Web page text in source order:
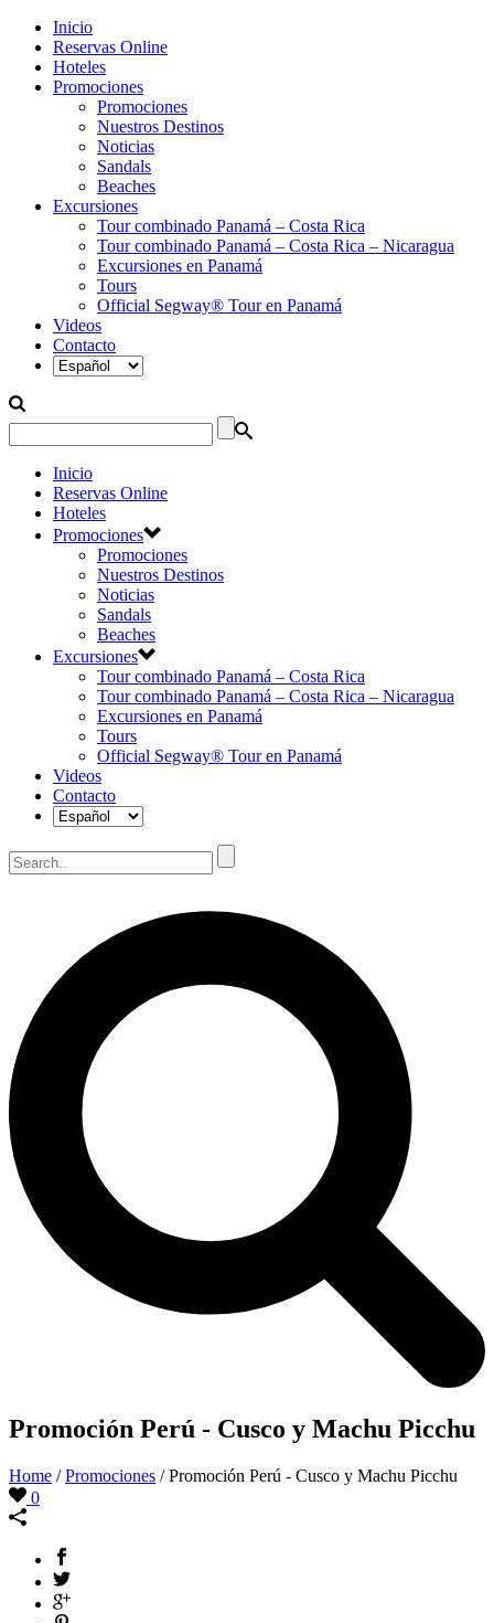
Inicio
Reservas Online
Hoteles
Promociones
Promociones
Nuestros Destinos
Noticias
Sandals
Beaches
Excursiones
Tour combinado Panamá – Costa Rica
Tour combinado Panamá – Costa Rica – Nicaragua
Excursiones en Panamá
Tours
Official Segway® Tour en Panamá
Videos
Contacto
Inicio
Reservas Online
Hoteles
Promociones
Promociones
Nuestros Destinos
Noticias
Sandals
Beaches
Excursiones
Tour combinado Panamá – Costa Rica
Tour combinado Panamá – Costa Rica – Nicaragua
Excursiones en Panamá
Tours
Official Segway® Tour en Panamá
Videos
Contacto
Promoción Perú - Cusco y Machu Picchu
Home /Promociones / Promoción Perú - Cusco y Machu Picchu
0